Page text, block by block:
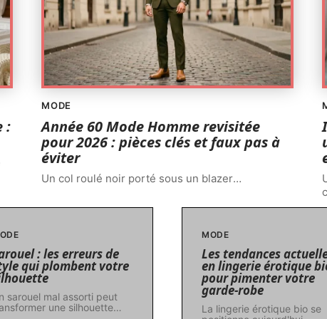
:
MODE
Année 60 Mode Homme revisitée
pour 2026 : pièces clés et faux pas à
éviter
Un col roulé noir porté sous un blazer…
: les erreurs de
qui plombent votre
sarouel mal assorti peut
une silhouette…
MODE
Les tendances
en lingerie érotique
pour pimenter votre
garde-robe
La lingerie érotique bio se